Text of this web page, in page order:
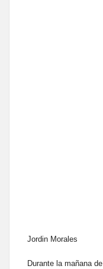
Jordin Morales
Durante la mañana